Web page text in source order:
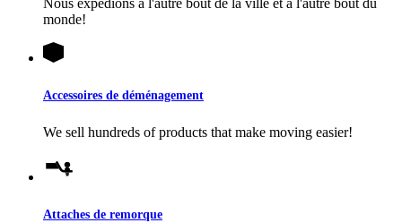
Nous expédions à l'autre bout de la ville et à l'autre bout du
monde!
Accessoires de déménagement
We sell hundreds of products that make moving easier!
Attaches de remorque